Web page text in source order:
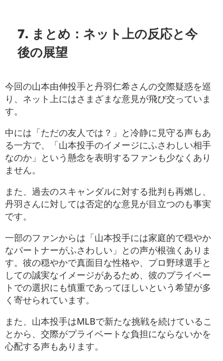
7. まとめ：ネット上の反応と今
後の展望
今回の山本由伸投手と丹羽仁希さんの交際疑惑を巡
り、ネット上にはさまざまな意見が飛び交っていま
す。
中には「ただの友人では？」と冷静に見守る声もあ
る一方で、「山本投手のイメージにふさわしい相手
なのか」という懸念を表明するファンも少なくあり
ません。
また、過去のスキャンダルに対する批判も再燃し、
丹羽さんに対しては否定的な意見が目立つのも事実
です​。
一部のファンからは「山本投手には家庭的で穏やか
なパートナーがふさわしい」との声が根強くありま
す。彼の穏やかで真面目な性格や、プロ野球選手と
しての誠実なイメージがあるため、彼のプライベー
トでの選択にも慎重であってほしいという希望が多
く寄せられています。
また、山本投手はMLBで新たな挑戦を続けているこ
とから、交際がプライベートな負担にならないかを
心配する声もあります​。